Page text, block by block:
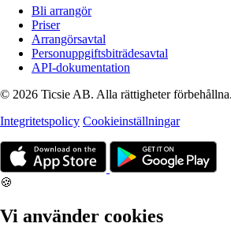
Bli arrangör
Priser
Arrangörsavtal
Personuppgiftsbiträdesavtal
API-dokumentation
© 2026 Ticsie AB. Alla rättigheter förbehållna.
Integritetspolicy Cookieinställningar
🍪
Vi använder cookies